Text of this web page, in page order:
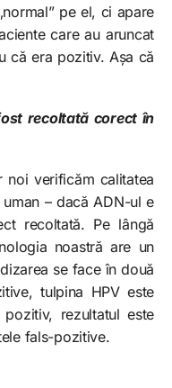
pe el, ci apare
care au aruncat
că era pozitiv. Așa că
recoltată corect în
noi verificăm calitatea
– dacă ADN-ul e
recoltată. Pe lângă
noastră are un
se face în două
tulpina HPV este
rezultatul este
fals-pozitive.